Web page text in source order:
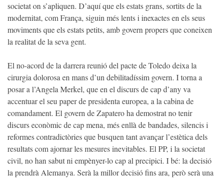
societat on s’apliquen. D’aquí que els estats grans, sortits de la
modernitat, com França, siguin més lents i inexactes en els seus
moviments que els estats petits, amb govern propers que coneixen
la realitat de la seva gent.
El no-acord de la darrera reunió del pacte de Toledo deixa la
cirurgia dolorosa en mans d’un debilitadíssim govern. I torna a
posar a l’Angela Merkel, que en el discurs de cap d’any va
accentuar el seu paper de presidenta europea, a la cabina de
comandament. El govern de Zapatero ha demostrat no tenir
discurs econòmic de cap mena, més enllà de bandades, silencis i
reformes contradictòries que busquen tant avançar l’estètica dels
resultats com ajornar les mesures inevitables. El PP, i la societat
civil, no han sabut ni empènyer-lo cap al precipici. I bé: la decisió
la prendrà Alemanya. Serà la millor decisió fins ara, però serà una